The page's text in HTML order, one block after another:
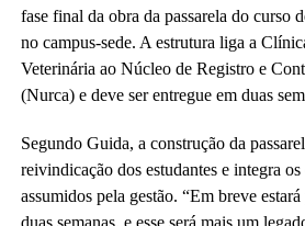
administrativos, estudantes e
responsável pela obra.
(Fhagner Soares, estagiário Ascom/Ufac)
fase final da obra da passarela do curso
no campus-sede. A estrutura liga a
Veterinária ao Núcleo de Registro e
(Nurca) e deve ser entregue em duas
Segundo Guida, a construção da
reivindicação dos estudantes e integra
assumidos pela gestão. “Em breve
duas semanas, e esse será mais um